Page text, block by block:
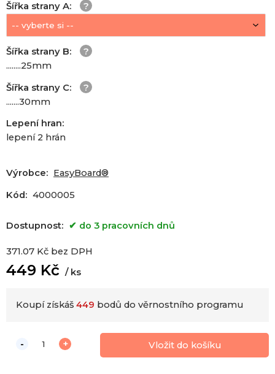
Šířka strany A:
Šířka strany B:
........25mm
Šířka strany C:
.......30mm
Lepení hran:
lepení 2 hrán
Výrobce: EasyBoard®
Kód: 4000005
Dostupnost: do 3 pracovních dnů
371.07 Kč bez DPH
449 Kč ks
Koupí získáš 449 bodů do věrnostního programu